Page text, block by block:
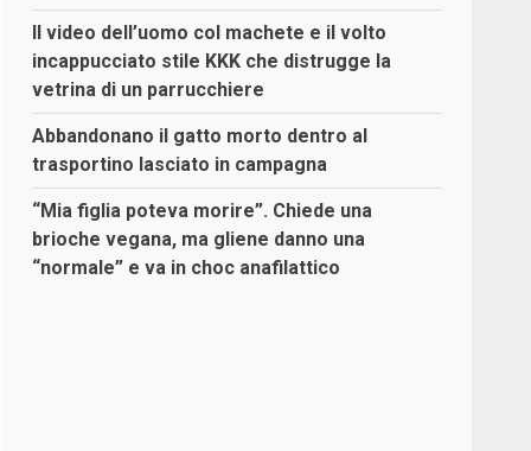
Il video dell’uomo col machete e il volto
incappucciato stile KKK che distrugge la
vetrina di un parrucchiere
Abbandonano il gatto morto dentro al
trasportino lasciato in campagna
“Mia figlia poteva morire”. Chiede una
brioche vegana, ma gliene danno una
“normale” e va in choc anafilattico